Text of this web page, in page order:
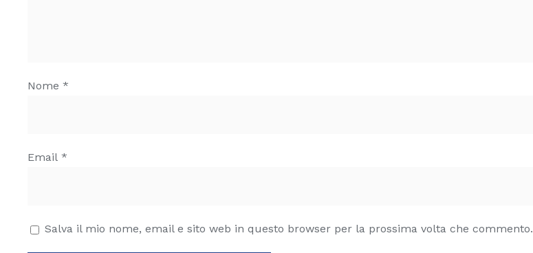
Nome *
Email *
Salva il mio nome, email e sito web in questo browser per la prossima volta che commento.